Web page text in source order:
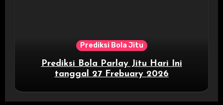
Prediksi Bola Jitu
Prediksi Bola Parlay Jitu Hari Ini
tanggal 27 Frebuary 2026